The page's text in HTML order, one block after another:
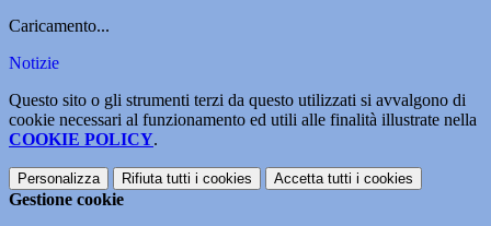
Caricamento...
Notizie
Questo sito o gli strumenti terzi da questo utilizzati si avvalgono di
cookie necessari al funzionamento ed utili alle finalità illustrate nella
COOKIE POLICY.
Personalizza Rifiuta tutti i cookies Accetta tutti i cookies
Gestione cookie